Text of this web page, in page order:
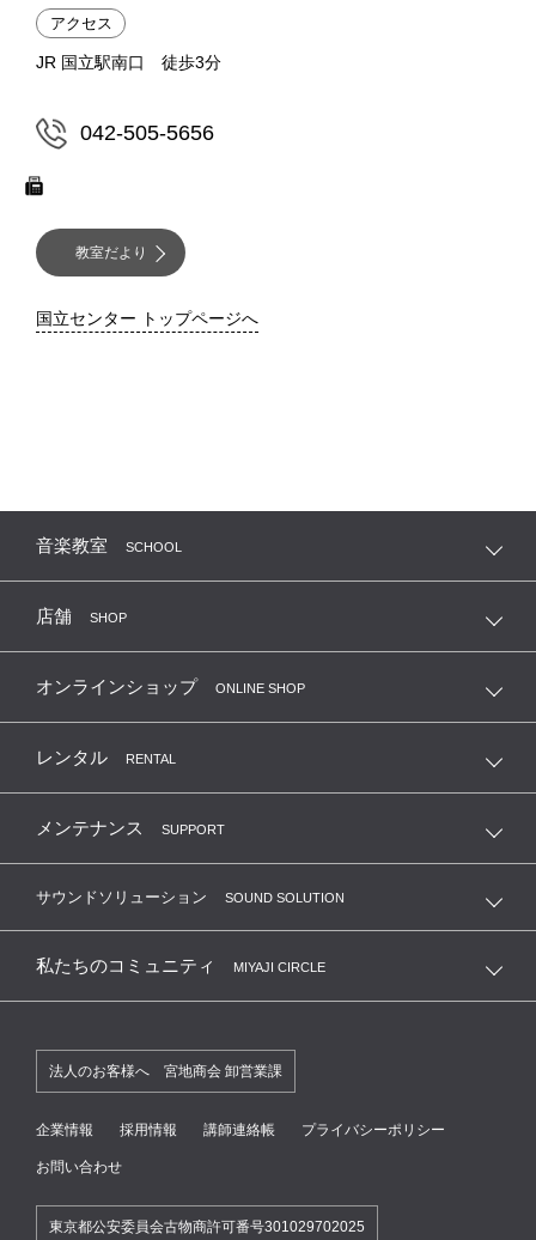
アクセス
JR 国立駅南口 徒歩3分
042-505-5656
教室だより
国立センター トップページへ
音楽教室 SCHOOL
店舗 SHOP
オンラインショップ ONLINE SHOP
レンタル RENTAL
メンテナンス SUPPORT
サウンドソリューション SOUND SOLUTION
私たちのコミュニティ MIYAJI CIRCLE
法人のお客様へ 宮地商会 卸営業課
企業情報 採用情報 講師連絡帳 プライバシーポリシー
お問い合わせ
東京都公安委員会古物商許可番号301029702025